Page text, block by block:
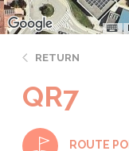
RETURN
QR7
ROUTE POI